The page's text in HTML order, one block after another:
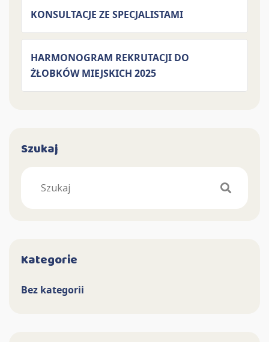
KONSULTACJE ZE SPECJALISTAMI
HARMONOGRAM REKRUTACJI DO
ŻŁOBKÓW MIEJSKICH 2025
Szukaj
Kategorie
Bez kategorii